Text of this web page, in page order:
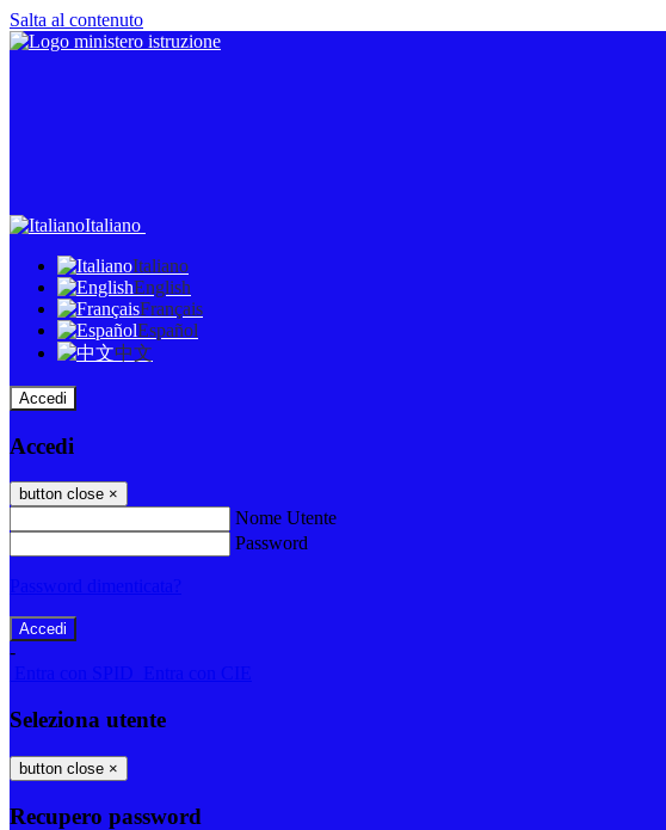
Salta al contenuto
Italiano
Italiano
English
Français
Español
中文
Accedi
Accedi
button close ×
Nome Utente
Password
-
Seleziona utente
button close ×
Recupero password